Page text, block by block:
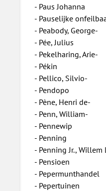
Paus Johanna
Pauselijke
Peabody, George-
Pée, Julius
Pekelharing, Arie-
Pékin
Pellico, Silvio-
Pendopo
Pène, Henri de-
Penn, William-
Pennewip
Penning
Penning Jr., Willem
Pensioen
Pepermunthandel
Pepertuinen